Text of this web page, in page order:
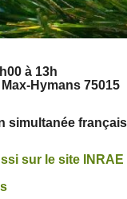
à 13h
Hymans 75015
simultanée français
sur le site INRAE